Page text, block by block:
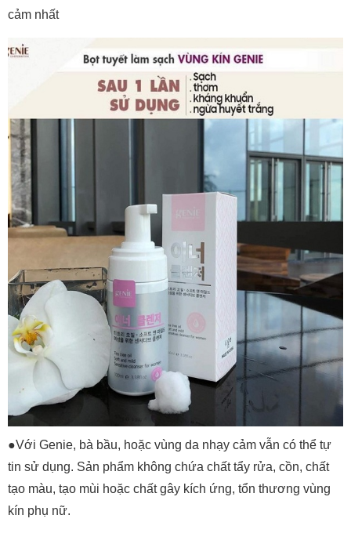
cảm nhất
●Với Genie, bà bầu, hoặc vùng da nhạy cảm vẫn có thể tự
tin sử dụng. Sản phẩm không chứa chất tẩy rửa, cồn, chất
tạo màu, tạo mùi hoặc chất gây kích ứng, tổn thương vùng
kín phụ nữ.